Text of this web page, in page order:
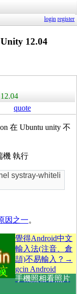
login register
12.04
quote
在 Ubuntu unity 不
機 執行
systray-whiteli
因之一。
覺得Android中文
輸入法(注音、倉
頡)不易輸入？→
gcin Android
手機照相看照片